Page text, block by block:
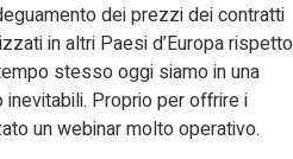
dei prezzi dei contratti
in altri Paesi d’Europa rispetto
stesso oggi siamo in una
Proprio per offrire i
un webinar molto operativo.